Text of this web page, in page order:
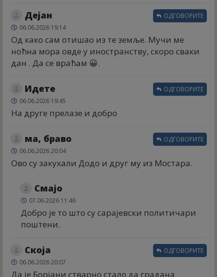
Дејан
06.06.2026 19:14
Од како сам отишао из те земље. Мучи ме
ноћна мора овде у иностранству, скоро сваки
дан . Да се враћам 😀.
ОДГОВОРИТЕ
Идете
06.06.2026 19:45
На друге прелазе и добро
ОДГОВОРИТЕ
ма, браво
06.06.2026 20:04
Ово су закухали Додо и друг му из Мостара.
ОДГОВОРИТЕ
Смајо
07.06.2026 11:46
Добро је то што су сарајевски политичари
поштени.
Скоја
06.06.2026 20:07
Да је Борјани стварно стало да градана
ОДГОВОРИТЕ